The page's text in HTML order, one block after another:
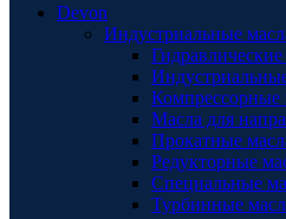
Devon
Индустриальные
Гидравлические
Компрессорные
Масла для
Прокатные
Редукторные
Специальные
Турбинные